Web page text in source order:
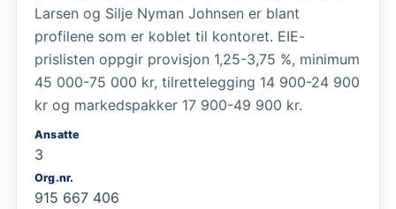
Larsen og Silje Nyman Johnsen er blant
profilene som er koblet til kontoret. EIE-
prislisten oppgir provisjon 1,25-3,75 %, minimum
45 000-75 000 kr, tilrettelegging 14 900-24 900
kr og markedspakker 17 900-49 900 kr.
Ansatte
3
Org.nr.
915 667 406